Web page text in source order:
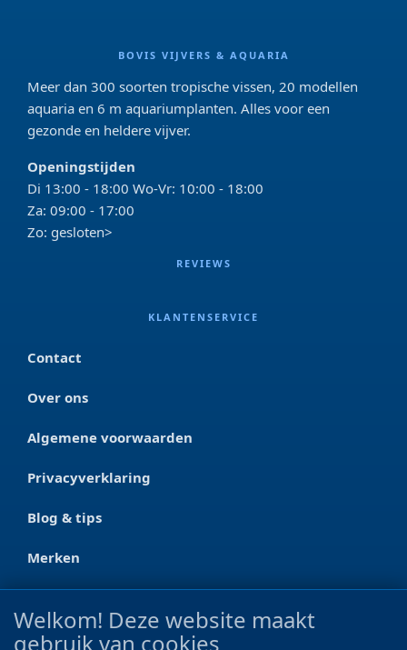
BOVIS VIJVERS & AQUARIA
Meer dan 300 soorten tropische vissen, 20 modellen
aquaria en 6 m aquariumplanten. Alles voor een
gezonde en heldere vijver.
Openingstijden
Di 13:00 - 18:00 Wo-Vr: 10:00 - 18:00
Za: 09:00 - 17:00
Zo: gesloten>
REVIEWS
KLANTENSERVICE
Contact
Over ons
Algemene voorwaarden
Privacyverklaring
Blog & tips
Merken
CONTACT
Ootmarsumseweg 125a
Welkom! Deze website maakt
gebruik van cookies